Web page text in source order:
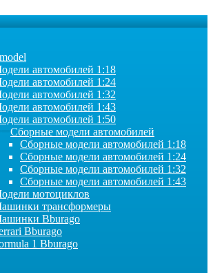
автомобилей 1:18
автомобилей 1:24
автомобилей 1:32
автомобилей 1:43
автомобилей 1:50
Сборные модели автомобилей
Сборные модели автомобилей 1:18
Сборные модели автомобилей 1:24
Сборные модели автомобилей 1:32
Сборные модели автомобилей 1:43
мотоциклов
трансформеры
Bburago
Bburago
1 Bburago